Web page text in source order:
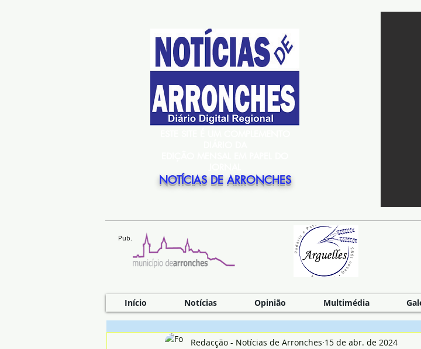
NOTÍCIAS DE ARRONCHES
Pub.
Início Notícias Opinião Multimédia
Redacção - Notícias de Arronches 15 de abr. de 2024